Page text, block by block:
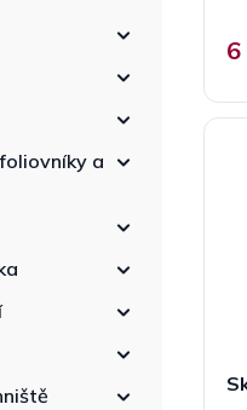
a
6